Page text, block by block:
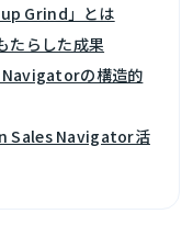
Grind」とは
らした成果
Navigatorの構造的
Sales Navigator活